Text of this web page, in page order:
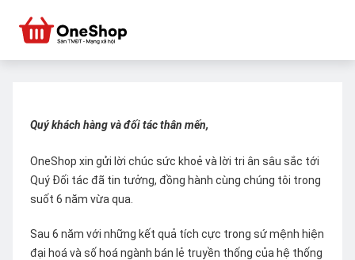
Quý khách hàng và đối tác thân mến,
OneShop xin gửi lời chúc sức khoẻ và lời tri ân sâu sắc tới
Quý Đối tác đã tin tưởng, đồng hành cùng chúng tôi trong
suốt 6 năm vừa qua.
Sau 6 năm với những kết quả tích cực trong sứ mệnh hiện
đại hoá và số hoá ngành bán lẻ truyền thống của hệ thống